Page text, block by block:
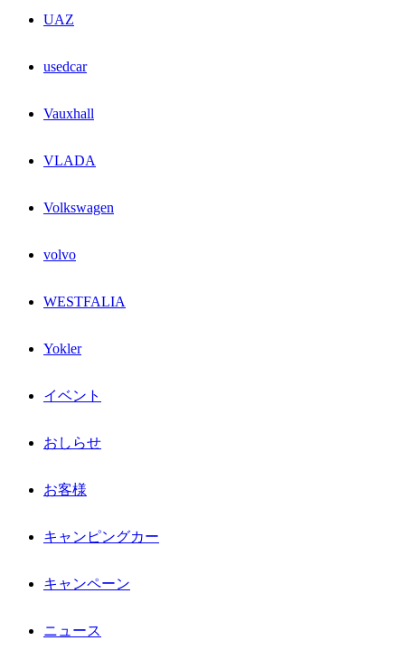
UAZ
usedcar
Vauxhall
VLADA
Volkswagen
volvo
WESTFALIA
Yokler
イベント
おしらせ
お客様
キャンピングカー
キャンペーン
ニュース